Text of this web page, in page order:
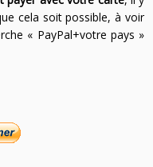
cela soit possible, à voir
« PayPal+votre pays »